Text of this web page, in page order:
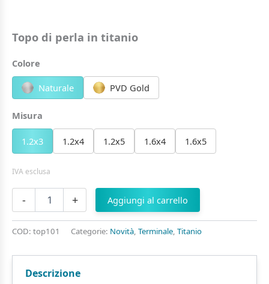
Topo di perla in titanio
Colore
Naturale PVD Gold
Misura
1.2x3 1.2x4 1.2x5 1.6x4 1.6x5
IVA esclusa
-
Topo
di perla
titanio
+ Aggiungi al carrello
COD: top101 Categorie: Novità, Terminale, Titanio
Descrizione